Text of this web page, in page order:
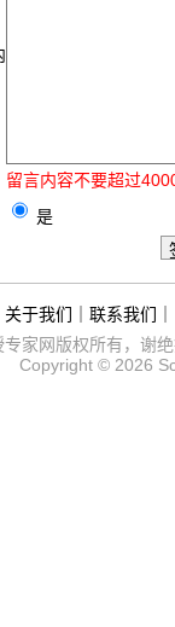
留言内容不要超过
是
关于我们 联系我们
家网版权所有，谢
Copyright © 2026